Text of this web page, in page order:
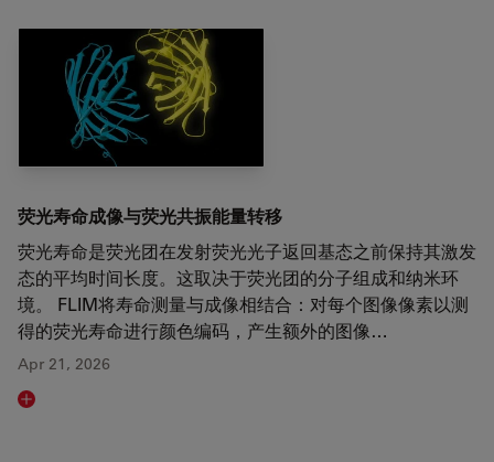
荧光寿命成像与荧光共振能量转移
荧光寿命是荧光团在发射荧光光子返回基态之前保持其激发
态的平均时间长度。这取决于荧光团的分子组成和纳米环
境。 FLIM将寿命测量与成像相结合：对每个图像像素以测
得的荧光寿命进行颜色编码，产生额外的图像…
Apr 21, 2026
Read article